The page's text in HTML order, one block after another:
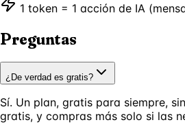
1 token = 1 acción de IA
Preguntas
¿De verdad es gratis?
Sí. Un plan, gratis para siempre,
gratis, y compras más solo si las